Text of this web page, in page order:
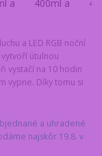
a LED RGB noční
útulnou
vystačí na 10 hodin
vypne. Díky tomu si
a uhradené
najskôr 19.8. v